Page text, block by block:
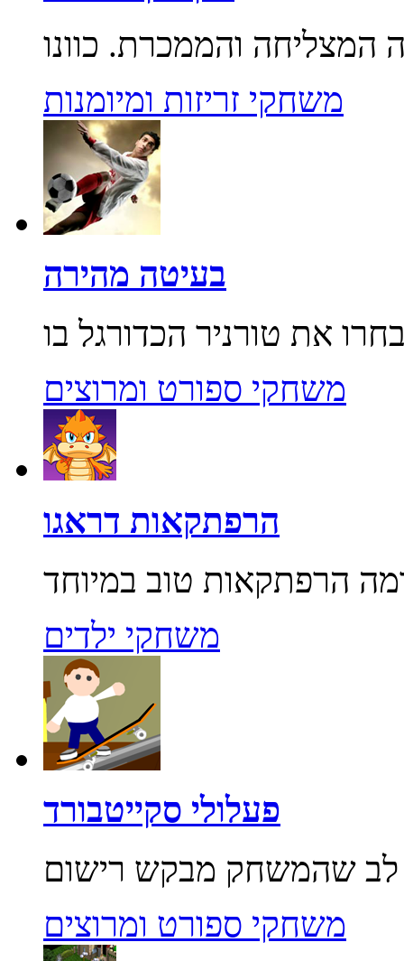
משחקי זריזות ומיומנות
בעיטה מהירה
משחקי ספורט ומרוצים
הרפתקאות דראגו
משחקי ילדים
פעלולי סקייטבורד
משחקי ספורט ומרוצים